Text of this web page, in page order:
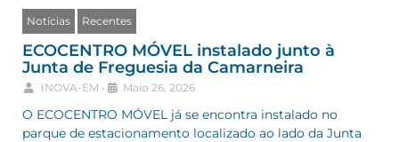
Notícias Recentes
ECOCENTRO MÓVEL instalado junto à
Junta de Freguesia da Camarneira
INOVA-EM • Maio 26, 2026
O ECOCENTRO MÓVEL já se encontra instalado no
parque de estacionamento localizado ao lado da Junta